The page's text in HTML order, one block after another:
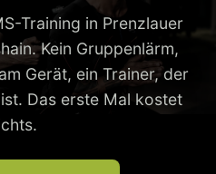
Training in Prenzlauer
Kein Gruppenlärm,
Gerät, ein Trainer, der
Das erste Mal kostet